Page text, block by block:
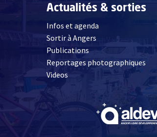
Actualités & sorties
Infos et agenda
Sortir à Angers
Publications
Reportages photographiques
Videos, Ouvre une nouvelle fenêtre